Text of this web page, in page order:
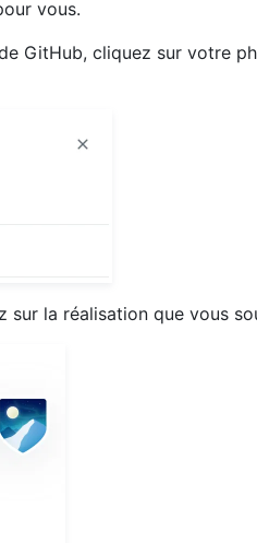
vous.
GitHub, cliquez sur votre
sur la réalisation que vous